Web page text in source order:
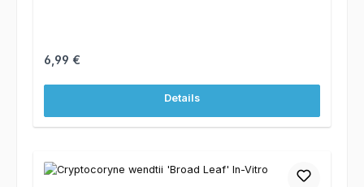
Regulärer Preis:
6,99 €
Details